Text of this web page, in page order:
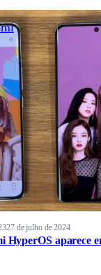
27 de julho de 2024
HyperOS aparece